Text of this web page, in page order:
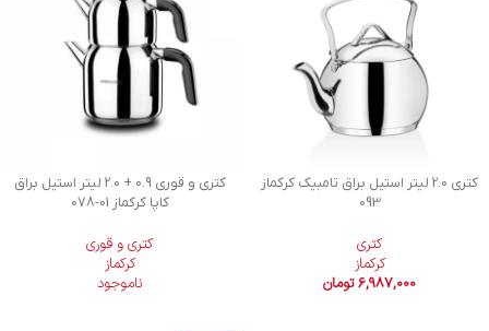
کتری 2.0 لیتر استیل براق تامبیک کرکماز
093
کتری
کرکماز
6,987,000 تومان
کتری و قوری 0.9 + 2.0 لیتر استیل براق
کاپا کرکماز 078-01
کتری و قوری
کرکماز
ناموجود